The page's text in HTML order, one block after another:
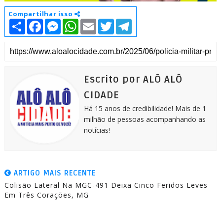
Compartilhar isso
S
h
a
e
F
c
b
M
e
s
e
W
h
a
t
s
E
m
a
l
T
i
t
t
T
l
e
g
m
Escrito por ALÔ ALÔ
CIDADE
Há 15 anos de credibilidade! Mais de 1
milhão de pessoas acompanhando as
notícias!
ARTIGO MAIS RECENTE
Colisão Lateral Na MGC-491 Deixa Cinco Feridos Leves
Em Três Corações, MG